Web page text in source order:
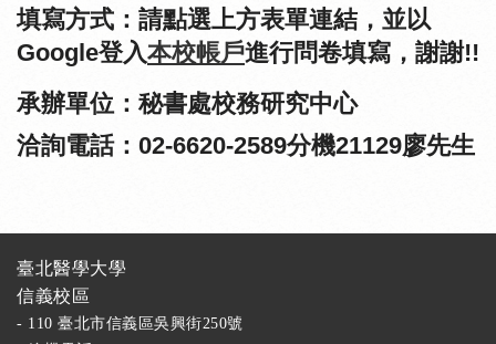
填寫方式：請點選上方表單連結，並以
Google登入本校帳戶進行問卷填寫，謝謝!!
承辦單位：秘書處校務研究中心
洽詢電話： 02-6620-2589分機21129廖先生
臺北醫學大學
信義校區
- 110 臺北市信義區吳興街250號